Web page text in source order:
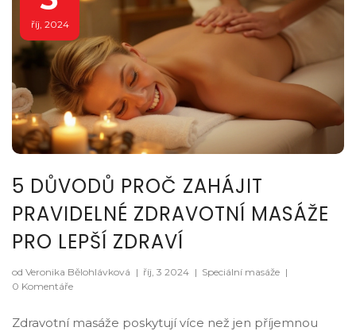
říj, 2024
5 DŮVODŮ PROČ ZAHÁJIT
PRAVIDELNÉ ZDRAVOTNÍ MASÁŽE
PRO LEPŠÍ ZDRAVÍ
od Veronika Bělohlávková | říj, 3 2024 | Speciální masáže |
0 Komentáře
Zdravotní masáže poskytují více než jen příjemnou